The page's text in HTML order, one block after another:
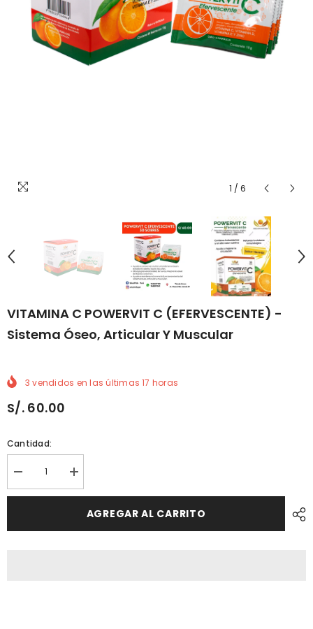
1 / 6
VITAMINA C POWERVIT C (EFERVESCENTE) -
Sistema Óseo, Articular Y Muscular
3 vendidos en las últimas17 horas
S/. 60.00
Cantidad:
Reducir
cantidad
porVITAMINA
Aumentar
cantidad
por
AGREGAR AL CARRITO